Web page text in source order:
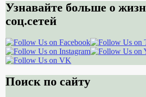
Узнавайте больше о
соц.сетей
Поиск по сайту